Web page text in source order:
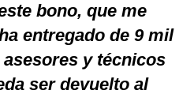
bono, que me
entregado de 9 mil
y técnicos
ser devuelto al